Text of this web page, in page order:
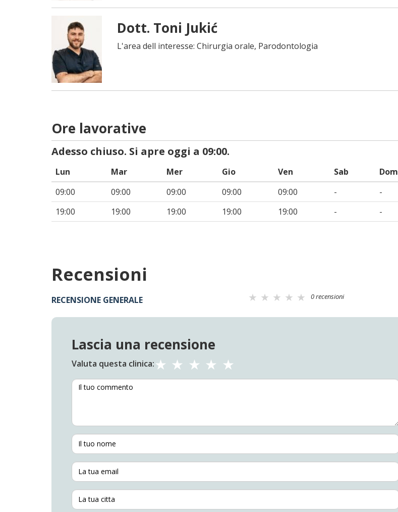
Dott. Toni Jukić
L'area dell interesse: Chirurgia orale, Parodontologia
Ore lavorative
Adesso chiuso. Si apre oggi a 09:00.
Lun Mar Mer Gio Ven Sab
Dom
09:00
09:00 09:00 09:00 09:00 -
-
19:00
19:00 19:00 19:00 19:00 - -
Recensioni
RECENSIONE GENERALE 0 recensioni
Lascia una recensione
Valuta questa clinica: